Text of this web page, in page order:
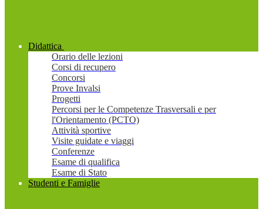
Didattica
Orario delle lezioni
Corsi di recupero
Concorsi
Prove Invalsi
Progetti
Percorsi per le Competenze Trasversali e per
l'Orientamento (PCTO)
Attività sportive
Visite guidate e viaggi
Conferenze
Esame di qualifica
Esame di Stato
Studenti e Famiglie